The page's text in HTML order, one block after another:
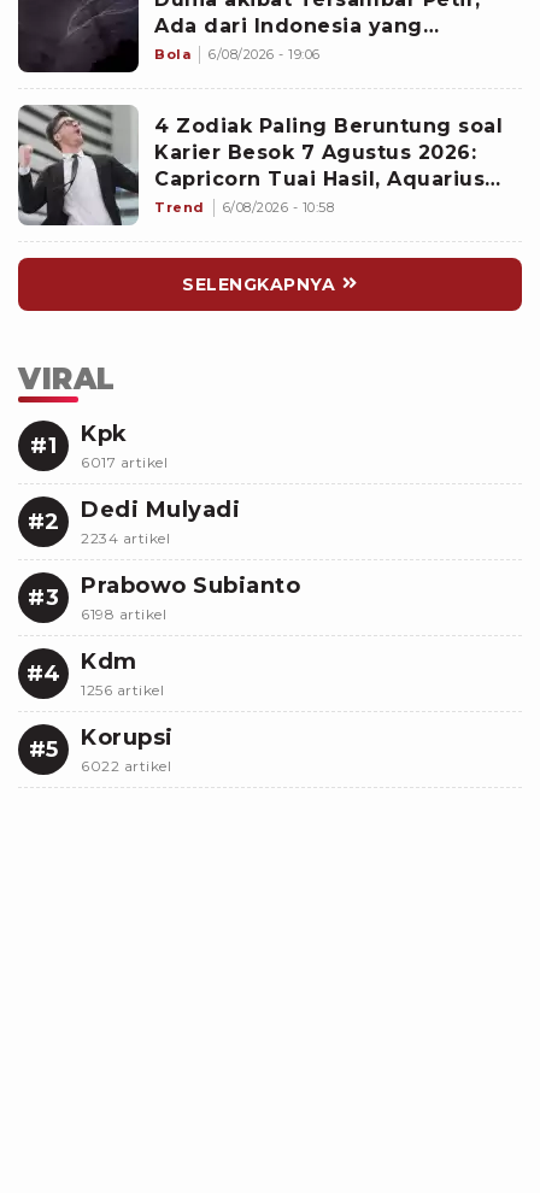
Ada dari Indonesia yang
Namanya sudah Tersohor
Bola 6/08/2026 - 19:06
4 Zodiak Paling Beruntung soal
Karier Besok 7 Agustus 2026:
Capricorn Tuai Hasil, Aquarius
Mencuri Perhatian Atasan
Trend 6/08/2026 - 10:58
SELENGKAPNYA
VIRAL
#1 Kpk
6017 artikel
#2 Dedi Mulyadi
2234 artikel
#3 Prabowo Subianto
6198 artikel
#4 Kdm
1256 artikel
#5 Korupsi
6022 artikel